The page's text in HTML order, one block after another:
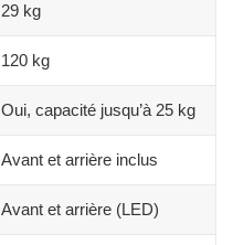
29 kg
120 kg
Oui, capacité jusqu’à 25 kg
Avant et arrière inclus
Avant et arrière (LED)